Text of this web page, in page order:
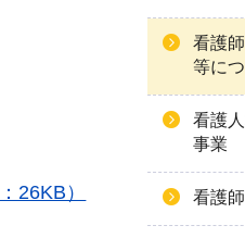
26KB）
看護
等に
看護
事業
看護